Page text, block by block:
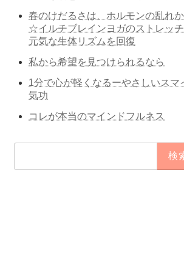
春のけだるさは、ホルモンの乱れ
☆イルチブレインヨガのストレッ
元気な生体リズムを回復
私から希望を見つけられるなら
1分で心が軽くなるーやさしいスマ
気功
コレが本当のマインドフルネス